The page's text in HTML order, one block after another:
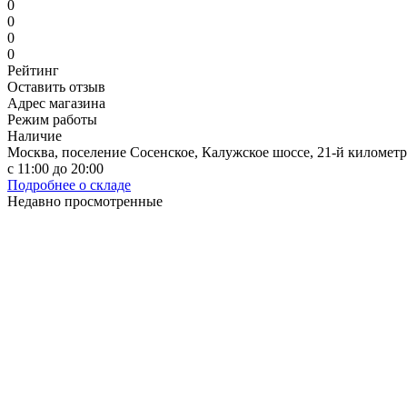
0
0
0
0
Рейтинг
Оставить отзыв
Адрес магазина
Режим работы
Наличие
Москва, поселение Сосенское, Калужское шоссе, 21-й
с 11:00 до 20:00
Подробнее о складе
Недавно просмотренные